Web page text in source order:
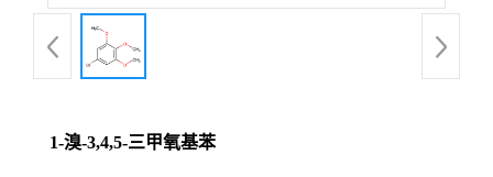
1-溴-3,4,5-三甲氧基苯